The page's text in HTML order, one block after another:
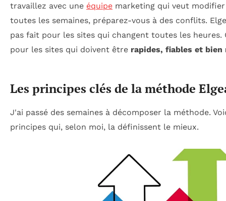
travaillez avec une équipe marketing qui veut
toutes les semaines, préparez-vous à des conflits.
pas fait pour les sites qui changent toutes les heures.
pour les sites qui doivent être rapides, fiables et bien
Les principes clés de la méthode
J'ai passé des semaines à décomposer la méthode.
principes qui, selon moi, la définissent le mieux.